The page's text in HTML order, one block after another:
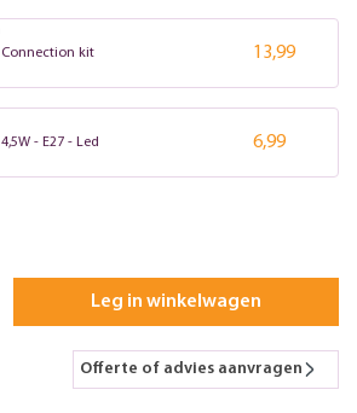
Connection kit 13,99
4,5W - E27 - Led 6,99
Leg in winkelwagen
Offerte of advies aanvragen